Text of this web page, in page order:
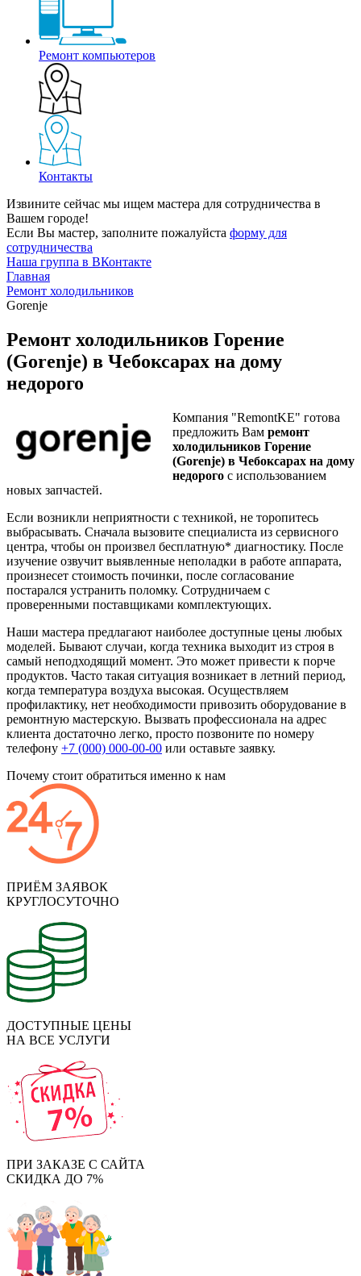
Ремонт компьютеров
Контакты
Извините сейчас мы ищем мастера для сотрудничества в
Вашем городе!
Если Вы мастер, заполните пожалуйста форму для
сотрудничества
Наша группа в ВКонтакте
Главная
Ремонт холодильников
Gorenje
Ремонт холодильников Горение
(Gorenje) в Чебоксарах на дому
недорого
Компания "RemontKE" готова
предложить Вам ремонт
холодильников Горение
(Gorenje) в Чебоксарах на дому
недорого с использованием
новых запчастей.
Если возникли неприятности с техникой, не торопитесь
выбрасывать. Сначала вызовите специалиста из сервисного
центра, чтобы он произвел бесплатную* диагностику. После
изучение озвучит выявленные неполадки в работе аппарата,
произнесет стоимость починки, после согласование
постарался устранить поломку. Сотрудничаем с
проверенными поставщиками комплектующих.
Наши мастера предлагают наиболее доступные цены любых
моделей. Бывают случаи, когда техника выходит из строя в
самый неподходящий момент. Это может привести к порче
продуктов. Часто такая ситуация возникает в летний период,
когда температура воздуха высокая. Осуществляем
профилактику, нет необходимости привозить оборудование в
ремонтную мастерскую. Вызвать профессионала на адрес
клиента достаточно легко, просто позвоните по номеру
телефону +7 (000) 000-00-00 или оставьте заявку.
Почему стоит обратиться именно к нам
ПРИЁМ ЗАЯВОК
КРУГЛОСУТОЧНО
ДОСТУПНЫЕ ЦЕНЫ
НА ВСЕ УСЛУГИ
ПРИ ЗАКАЗЕ С САЙТА
СКИДКА ДО 7%